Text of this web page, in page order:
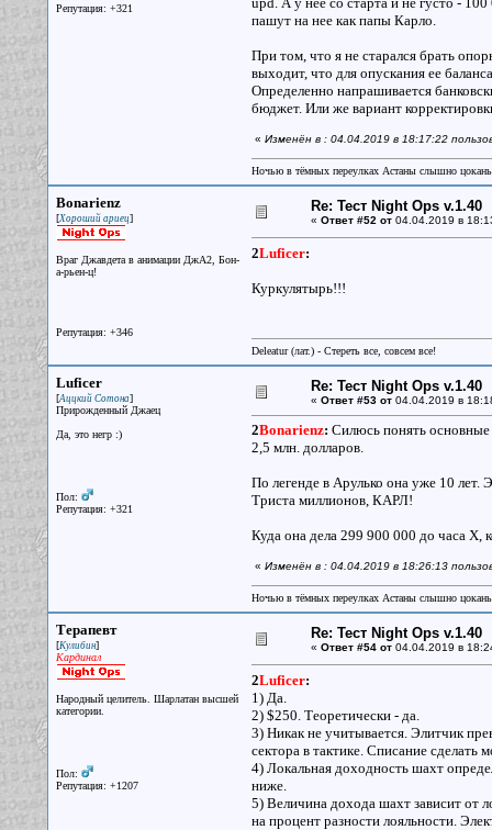
Репутация: +321
пашут на нее как папы Карло.
При том, что я не старался брать
выходит, что для опускания ее
Определенно напрашивается
бюджет. Или же вариант
« Изменён в : 04.04.2019 в 18:17:22
Ночью в тёмных переулках Астаны слышно
Bonarienz
[Хороший ариец]
Враг Джавдета в анимации ДжА2, Бон-
а-рьен-ц!
Репутация: +346
Re: Тест Night Ops v.1.40
« Ответ #52 от04.04.2019 в
2Luficer:
Куркулятырь!!!
Deleatur (лат.) - Стереть все, совсем все!
Luficer
[Аццкий Сотона]
Прирожденный Джаец
Да, это негр :)
Пол:
Репутация: +321
Re: Тест Night Ops v.1.40
« Ответ #53 от04.04.2019 в
2Bonarienz: Силюсь понять основные
2,5 млн. долларов.
По легенде в Арулько она уже 10
Триста миллионов, КАРЛ!
Куда она дела 299 900 000 до часа Х,
« Изменён в : 04.04.2019 в 18:26:13
Ночью в тёмных переулках Астаны слышно
Терапевт
[Кулибин]
Кардинал
Народный целитель. Шарлатан высшей
категории.
Пол:
Репутация: +1207
Re: Тест Night Ops v.1.40
« Ответ #54 от04.04.2019 в
2Luficer:
1) Да.
2) $250. Теоретически - да.
3) Никак не учитывается. Элитчик
сектора в тактике. Списание сделать
4) Локальная доходность шахт
ниже.
5) Величина дохода шахт зависит от
на процент разности лояльности.